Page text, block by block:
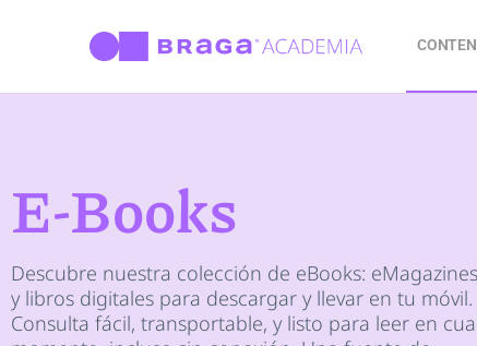
E-Books
Descubre nuestra colección de eBooks:
y libros digitales para descargar y llevar en tu móvil.
Consulta fácil, transportable, y listo para leer en